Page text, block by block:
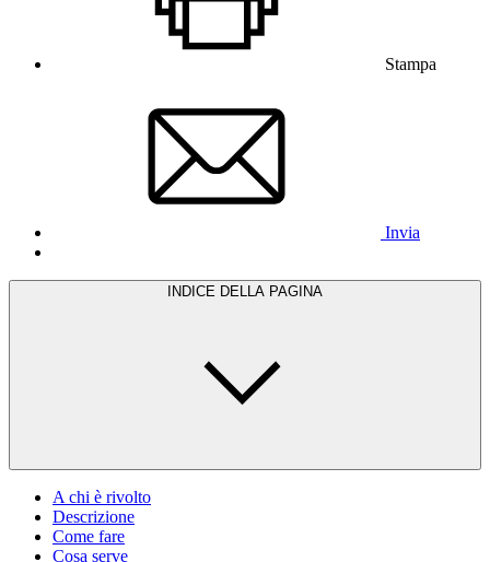
Stampa
Invia
INDICE DELLA PAGINA
A chi è rivolto
Descrizione
Come fare
Cosa serve